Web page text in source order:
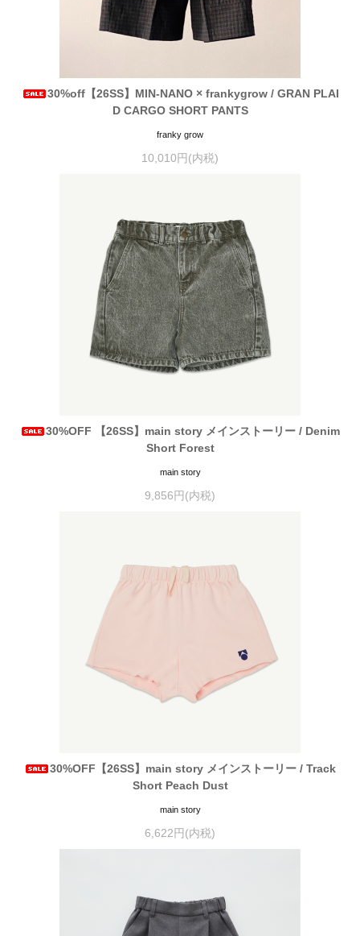
30%off【26SS】MIN-NANO × frankygrow / GRAN PLAI
D CARGO SHORT PANTS
franky grow
10,010円(内税)
30%OFF 【26SS】main story メインストーリー / Denim
Short Forest
main story
9,856円(内税)
30%OFF【26SS】main story メインストーリー / Track
Short Peach Dust
main story
6,622円(内税)